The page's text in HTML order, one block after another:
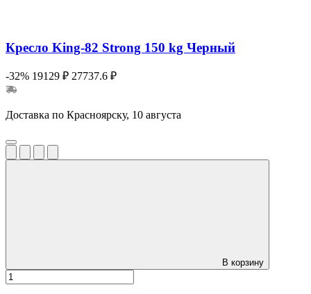
Кресло King-82 Strong 150 kg Черный
-32% 19129 ₽ 27737.6 ₽
Доставка по Красноярску, 10 августа
В корзину